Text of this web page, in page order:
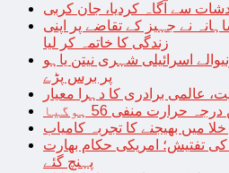
سے آگاہ کردیا، جان کربی
شاہانہ نے جہیز کے تقاضے پر اپنی
زندگی کا خاتمہ کر لیا
اسرائیلی شہری نیتن یاہو
پر برس پڑے
عالمی برادری کا دہرا معیار
حرارت منفی 56 ہوگیا
خلا میں بھیجنے کا تجربہ کامیاب
تفتیش؛ امریکی حکام بھارت
پہنچ گئے